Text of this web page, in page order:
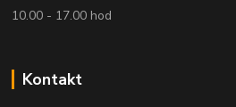
10.00 - 17.00 hod
Kontakt